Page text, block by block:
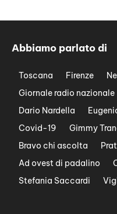
Abbiamo parlato di
Toscana Firenze
Giornale radio nazionale
Dario Nardella
Covid-19
Gimmy
Bravo chi ascolta
Ad ovest di padalino
Stefania Saccardi